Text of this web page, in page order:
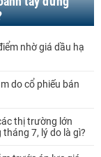
nhờ giá dầu hạ
do cổ phiếu bán
thị trường lớn
7, lý do là gì?